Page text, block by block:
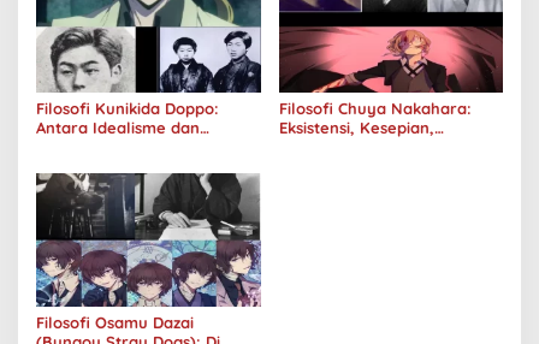
Filosofi Kunikida Doppo:
Antara Idealisme dan
Filosofi Chuya Nakahara:
Eksistensi, Kesepian,
Filosofi Osamu Dazai